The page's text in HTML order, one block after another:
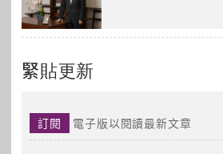
緊貼更新
訂閱 電子版以閱讀最新文章